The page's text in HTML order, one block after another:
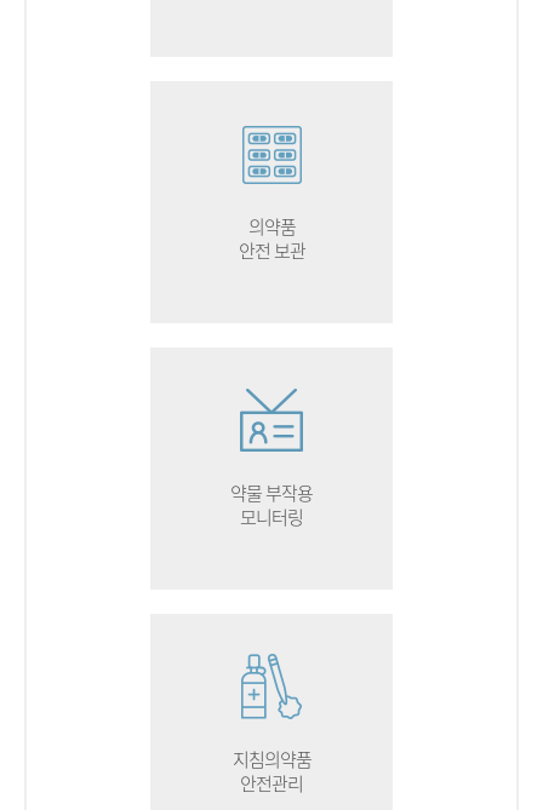
의약품
안전 보관
약물 부작용
모니터링
지침의약품
안전관리